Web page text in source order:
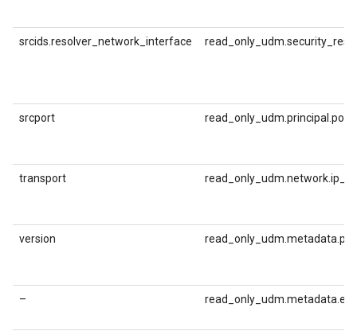
srcids.resolver_network_interface
srcport read_only_udm.principal.port
transport
version
–